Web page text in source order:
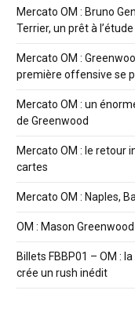
Mercato OM : Bruno
Terrier, un prêt à l’étude
Mercato OM :
première offensive se
Mercato OM : un
de Greenwood
Mercato OM : le retour
cartes
Mercato OM : Naples,
OM : Mason
Billets FBBP01 – OM :
crée un rush inédit